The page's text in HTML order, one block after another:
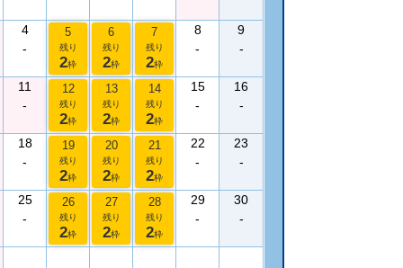
4
-
5
残り
2枠
6
残り
2枠
7
残り
2枠
8
-
9
-
11
-
12
残り
2枠
13
残り
2枠
14
残り
2枠
15
-
16
-
18
-
19
残り
2枠
20
残り
2枠
21
残り
2枠
22
-
23
-
25
-
26
残り
2枠
27
残り
2枠
28
残り
2枠
29
-
30
-